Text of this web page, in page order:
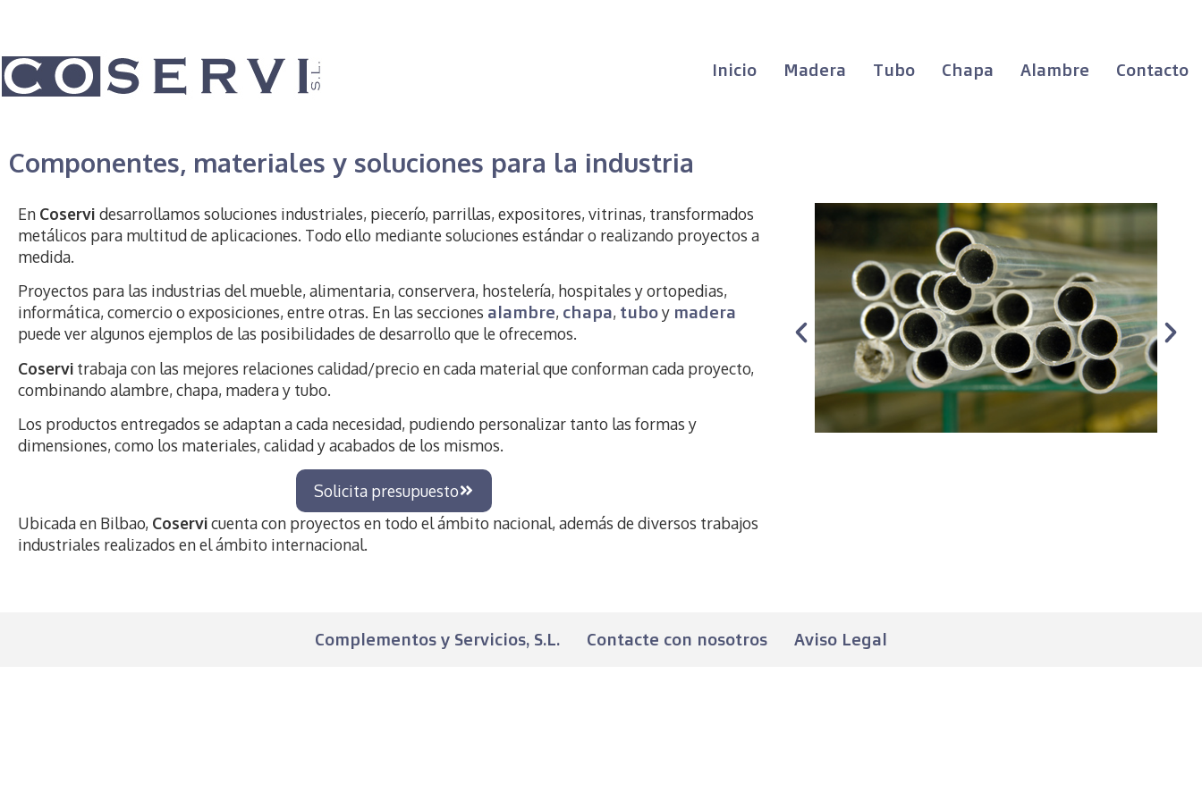
Inicio Madera Tubo Chapa Alambre Contacto
Componentes, materiales y soluciones para la industria
En Coservi desarrollamos soluciones industriales, piecerío, parrillas, expositores, vitrinas, transformados
metálicos para multitud de aplicaciones. Todo ello mediante soluciones estándar o realizando proyectos a
medida.
Proyectos para las industrias del mueble, alimentaria, conservera, hostelería, hospitales y ortopedias,
informática, comercio o exposiciones, entre otras. En las secciones alambre, chapa, tuboy madera
puede ver algunos ejemplos de las posibilidades de desarrollo que le ofrecemos.
Coservi trabaja con las mejores relaciones calidad/precio en cada material que conforman cada proyecto,
combinando alambre, chapa, madera y tubo.
Los productos entregados se adaptan a cada necesidad, pudiendo personalizar tanto las formas y
dimensiones, como los materiales, calidad y acabados de los mismos.
Solicita presupuesto
Ubicada en Bilbao, Coservicuenta con proyectos en todo el ámbito nacional, además de diversos trabajos
industriales realizados en el ámbito internacional.
Complementos y Servicios, S.L. Contacte con nosotros Aviso Legal